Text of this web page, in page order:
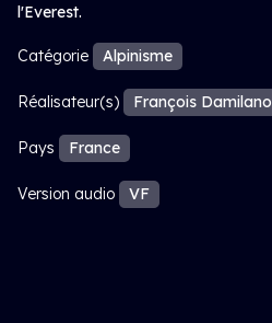
l'Everest.
Catégorie Alpinisme
Réalisateur(s) François Damilano
Pays France
Version audio VF